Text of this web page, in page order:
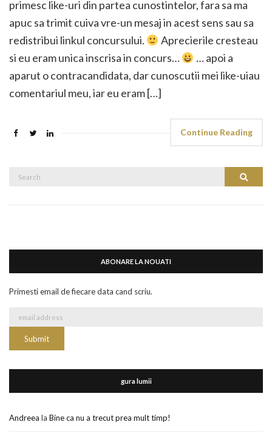
primesc like-uri din partea cunostintelor, fara sa ma
apuc sa trimit cuiva vre-un mesaj in acest sens sau sa
redistribui linkul concursului.
Aprecierile cresteau
si eu eram unica inscrisa in concurs…
… apoi a
aparut o contracandidata, dar cunoscutii mei like-uiau
comentariul meu, iar eu eram […]
Continue Reading
Search
ABONARE LA NOUATI
Primesti email de fiecare data cand scriu.
gura lumii
Andreea la Bine ca nu a trecut prea mult timp!